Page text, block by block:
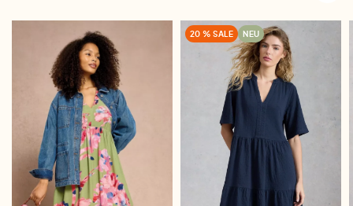
20 % SALE NEU